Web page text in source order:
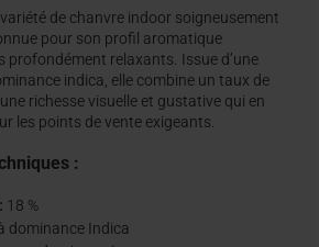
de chanvre indoor soigneusement
pour son profil aromatique
profondément relaxants. Issue d’une
indica, elle combine un taux de
richesse visuelle et gustative qui en
les points de vente exigeants.
:
18 %
dominance Indica